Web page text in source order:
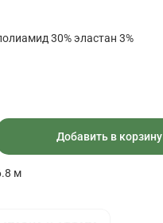
30% эластан 3%
Добавить в корзину
м